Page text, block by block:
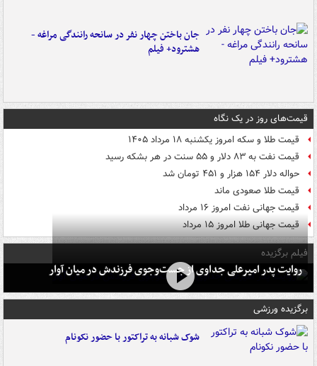
جان باختن چهار نفر در سانحه رانندگی مراغه -
هشترود+ فیلم
قیمت‌های روز در یک نگاه
قیمت طلا و سکه امروز یکشنبه ۱۸ مرداد ۱۴۰۵
قیمت نفت به ۸۳ دلار و ۵۵ سنت در هر بشکه رسید
حواله دلار ۱۵۴ هزار و ۴۵۱ تومان شد
قیمت طلا صعودی ماند
قیمت جهانی نفت امروز ۱۶ مرداد
قیمت جهانی طلا امروز ۱۵ مرداد
فیلم برگزیده
روایت پدر امیرعلی جداوی از جست‌وجوی فرزندش در میان آوار
برگزیده ورزشی
شوک شبانه به تراکتور با حضور نکونام